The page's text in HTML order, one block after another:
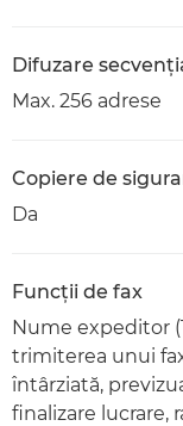
Difuzare
Max. 256 adrese
Copiere de
Da
Funcţii de fax
Nume expeditor
trimiterea unui
întârziată,
finalizare lucrare,